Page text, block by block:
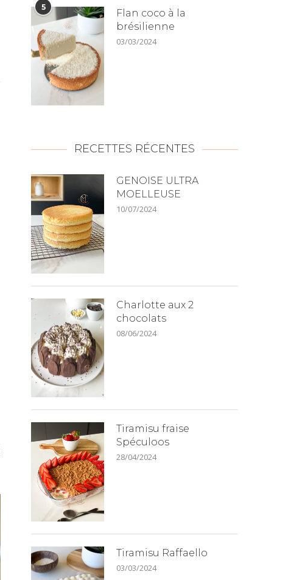
5
Flan coco à la
brésilienne
03/03/2024
RECETTES RÉCENTES
GENOISE ULTRA
MOELLEUSE
10/07/2024
Charlotte aux 2
chocolats
08/06/2024
Tiramisu fraise
Spéculoos
28/04/2024
Tiramisu Raffaello
03/03/2024